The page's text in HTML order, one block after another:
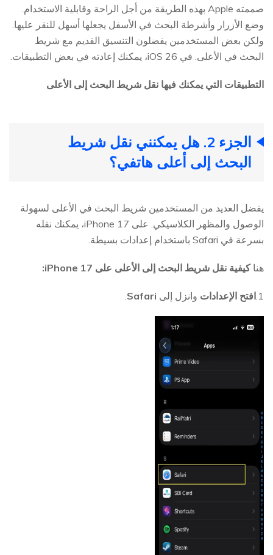
صممته Apple بهذه الطريقة من أجل الراحة وقابلية الاستخدام.
وضع الأزرار وأشرطة البحث في الأسفل يجعلها أسهل للنقر عليها.
ولكن بعض المستخدمين يفضلون التنسيق القديم مع شريط
البحث في الأعلى. في iOS 26، يمكنك إعادته في بعض التطبيقات.
التطبيقات التي يمكنك فيها نقل شريط البحث إلى الأعلى
الجزء 2. هل يمكنني نقل شريط
البحث إلى أعلى هاتفي؟
يفضل العديد من المستخدمين شريط البحث في الأعلى لسهولة
الوصول والمظهر الكلاسيكي. على iPhone 17، يمكنك نقله
بسرعة في Safari باستخدام إعدادات بسيطة.
هناكيفية نقل شريط البحث إلى الأعلى على iPhone 17:
1. افتح الإعدادات وانزل إلى Safari
.